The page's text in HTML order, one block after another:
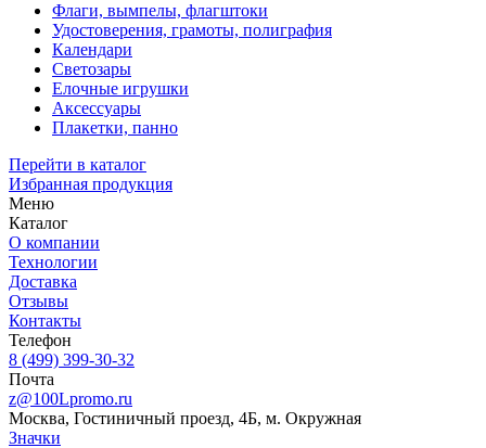
Флаги, вымпелы, флагштоки
Удостоверения, грамоты, полиграфия
Календари
Светозары
Елочные игрушки
Аксессуары
Плакетки, панно
Перейти в каталог
Избранная продукция
Меню
Каталог
О компании
Технологии
Доставка
Отзывы
Контакты
Телефон
8 (499) 399-30-32
Почта
z@100Lpromo.ru
Москва, Гостиничный проезд, 4Б, м. Окружная
Значки